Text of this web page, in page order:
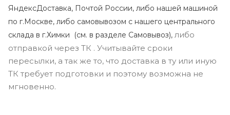
ЯндексДоставка, Почтой России, либо нашей машиной
по г.Москве, либо самовывозом с нашего центрального
склада в г.Химки (см. в разделе Самовывоз), либо
отправкой через ТК . Учитывайте сроки
пересылки, а так же то, что доставка в ту или иную
ТК требует подготовки и поэтому возможна не
мгновенно.